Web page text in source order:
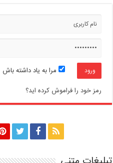
مرا به یاد داشته باش
رمز خود را فراموش کرده اید؟